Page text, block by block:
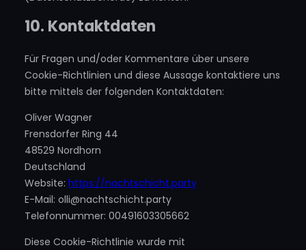
10. Kontaktdaten
Für Fragen und/oder Kommentare über unsere
Cookie-Richtlinien und diese Aussage kontaktiere uns
bitte mittels der folgenden Kontaktdaten:
Oliver Wagner
Frensdorfer Ring 44
48529 Nordhorn
Deutschland
Website: https://nachtschicht.party
E-Mail: olli@nachtschicht.party
Telefonnummer: 00491603305662
Diese Cookie-Richtlinie wurde mit